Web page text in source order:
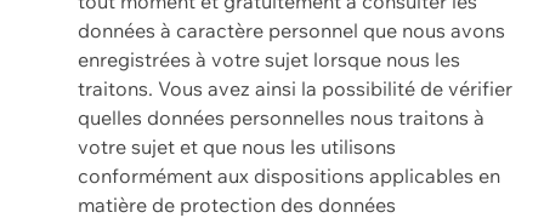
données à caractère personnel que nous avons
enregistrées à votre sujet lorsque nous les
traitons. Vous avez ainsi la possibilité de vérifier
quelles données personnelles nous traitons à
votre sujet et que nous les utilisons
conformément aux dispositions applicables en
matière de protection des données